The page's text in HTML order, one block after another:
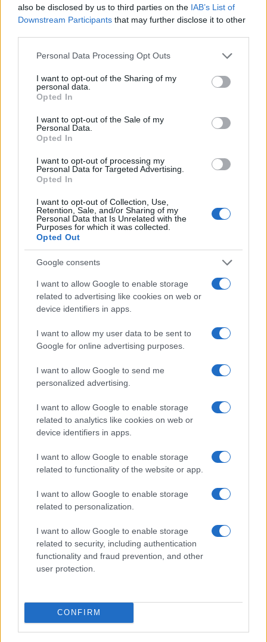
also be disclosed by us to third parties on the IAB’s List of
Downstream Participants that may further disclose it to other
Please note that this website/app uses one or more Google
not limited to your visit or usage behaviour. You may click to
grant or deny consent to Google and its third-party tags to
use your data for below specified purposes in below Google
consent section.
Personal Data Processing Opt Outs
I want to opt-out of the Sharing of my
personal data.
Opted In
I want to opt-out of the Sale of my
Personal Data.
Opted In
I want to opt-out of processing my
Personal Data for Targeted Advertising.
Opted In
I want to opt-out of Collection, Use,
Retention, Sale, and/or Sharing of my
Personal Data that Is Unrelated with the
Purposes for which it was collected.
Opted Out
Google consents
I want to allow Google to enable storage
related to advertising like cookies on web or
device identifiers in apps.
I want to allow my user data to be sent to
Google for online advertising purposes.
I want to allow Google to send me
personalized advertising.
I want to allow Google to enable storage
related to analytics like cookies on web or
device identifiers in apps.
I want to allow Google to enable storage
related to functionality of the website or app.
I want to allow Google to enable storage
related to personalization.
I want to allow Google to enable storage
related to security, including authentication
functionality and fraud prevention, and other
user protection.
CONFIRM
Ακολουθείστε το iPaideia.gr στο
Στην Κατηγορία:ΕΙΔΗΣΕΙΣ
GOV
TOP ΔΥΠΑ
ΔΩΡΕΑΝ
ΠΑΙΔΙΚΕΣ ΚΑΤΑΣΚΗΝΩΣΕΙΣ
ΔΙΑΒΑΣΤΕ ΑΚΟΜΑ
Ξεκίνησαν οι αιτήσεις για 8.000 νέες θέσεις
εργασίας
Πρόγραμμα
8.000 νέες